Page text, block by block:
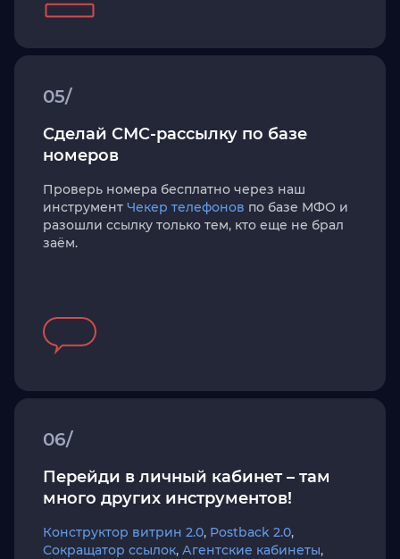
05/
Сделай СМС-рассылку по базе
номеров
Проверь номера бесплатно через наш
инструмент Чекер телефонов по базе МФО и
разошли ссылку только тем, кто еще не брал
заём.
06/
Перейди в личный кабинет – там
много других инструментов!
Конструктор витрин 2.0, Postback 2.0,
Сокращатор ссылок, Агентские кабинеты,